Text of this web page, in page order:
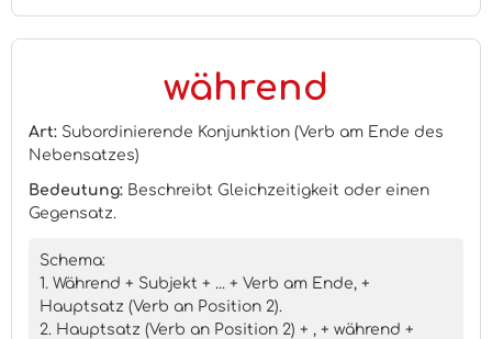
während
Art: Subordinierende Konjunktion (Verb am Ende des
Nebensatzes)
Bedeutung: Beschreibt Gleichzeitigkeit oder einen
Gegensatz.
Schema:
1. Während + Subjekt + ... + Verb am Ende, +
Hauptsatz (Verb an Position 2).
2. Hauptsatz (Verb an Position 2) + , + während +